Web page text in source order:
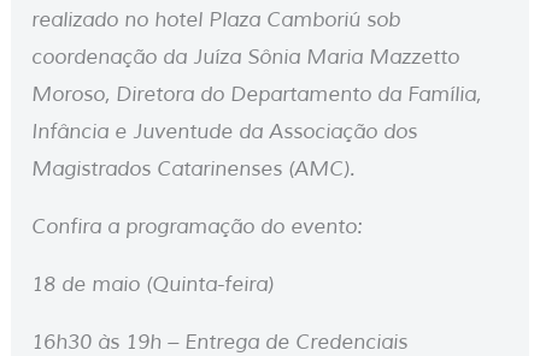
realizado no hotel Plaza Camboriú sob
coordenação da Juíza Sônia Maria Mazzetto
Moroso, Diretora do Departamento da Família,
Infância e Juventude da Associação dos
Magistrados Catarinenses (AMC).
Confira a programação do evento:
18 de maio (Quinta-feira)
16h30 às 19h – Entrega de Credenciais